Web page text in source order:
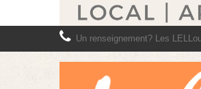
Un renseignement? Les